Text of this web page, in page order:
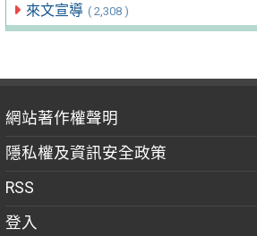
來文宣導 ( 2,308 )
網站著作權聲明
隱私權及資訊安全政策
RSS
登入